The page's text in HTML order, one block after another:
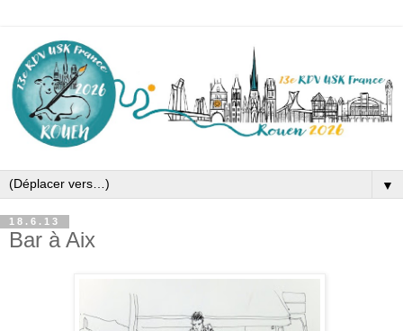
▼
18.6.13
Bar à Aix